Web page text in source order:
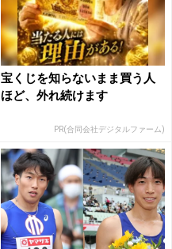
宝くじを知らないまま買う人
ほど、外れ続けます
PR(合同会社デジタルファーム)